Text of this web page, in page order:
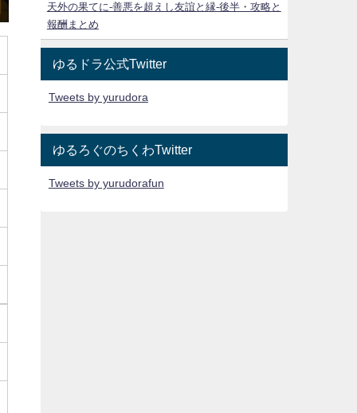
天外の果てに-善悪を超えし友誼と縁-後半・攻略と
報酬まとめ
ゆるドラ公式Twitter
Tweets by yurudora
ゆるろぐのちくわTwitter
Tweets by yurudorafun